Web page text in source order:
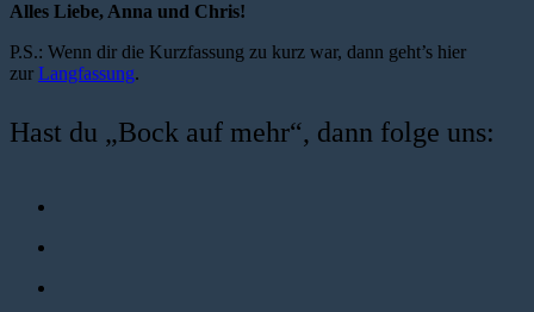
Alles Liebe, Anna und Chris!
P.S.: Wenn dir die Kurzfassung zu kurz war, dann geht’s hier
zur Langfassung.
Hast du „Bock auf mehr“, dann folge uns: